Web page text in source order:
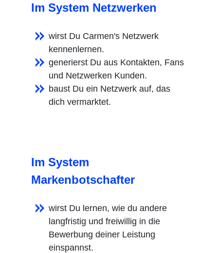
Im System Netzwerken
wirst Du Carmen's Netzwerk
kennenlernen.
generierst Du aus Kontakten, Fans
und Netzwerken Kunden.
baust Du ein Netzwerk auf, das
dich vermarktet.
Im System
Markenbotschafter
wirst Du lernen, wie du andere
langfristig und freiwillig in die
Bewerbung deiner Leistung
einspannst.